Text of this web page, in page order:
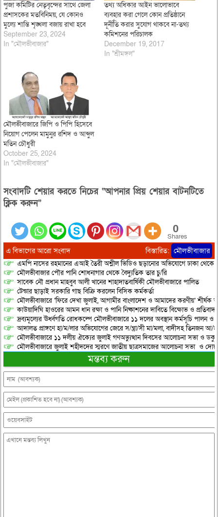
পুজা কমিটির নেতৃবৃন্দের সাথে জেলা
প্রশাসকের মতবিনিময়, যে কোনও
মুল্যে শান্তি শৃঙ্খলা বজায় রাখা হবে
September 23, 2024
In "মৌলভীবাজার"
তথ্য অধিকার আইন ভালোভাবে
ব্যবহার করা গেলে কোন প্রতিষ্ঠানে
দূর্নীতি করার সুযোগ থাকবে না-তথ্য
কমিশনের পরিচালক
December 19, 2017
In "শ্রীমঙ্গল"
মৌলভীবাজারে জিপি ও পিপি হিসেবে
নিয়োগ পেলেন মামুনুর রশিদ ও আব্দুল
মতিন চৌধুরী
October 25, 2024
In "মৌলভীবাজার"
সংবাদটি শেয়ার করতে নিচের “আপনার প্রিয় শেয়ার বাটনটিতে
ক্লিক করুন”
0
Shares
এ বিভাগের আরো সংবাদ বিস্তারিত: মৌলভীবাজার
এমপি নাসের রহমানের এআই তৈরী অশ্লীল ভিডিও ছড়ানোর অভিযোগে ঢাকা থেকে
মৌলভীবাজার পৌর পানি শোধনাগার থেকে বৈদ্যুতিক তার চু/রি
সাবেক নৌ প্রধান মাহবুব আলী খানের শাহাদাতবার্ষিকী মৌলভীবাজারে পালিত
টেন্ডার ছাড়াই সরকারি গাছ বিক্রি করলেন বিসিক কর্মকর্তা
মৌলভীবাজারে ‘ফিরে দেখা জুলাই, আগামীর বাংলাদেশ ও আমাদের করণীয়’ শীর্ষক
কাউয়াদিঘি হাওরের আমন ধান রক্ষা ও পানি নিষ্কাশনের দাবিতে বিক্ষোভ ও
দ্রব্যমূল্যের ঊর্ধ্বগতি রোধকল্পে মৌলভীবাজারে ১১ দলের অবস্থান কর্মসূচি পালন ও
আদালত প্রাঙ্গণে হা/ম/লার অভিযোগের জেরে স/ন্ত্রা/সী মা/মলা, বাদীসহ তিনজন আ/
মৌলভীবাজারে ১১ দলীয় ঐক্যের জুলাই গণঅভ্যুত্থান দিবসের আলোচনা সভা ও
মৌলভীবাজারে জুলাই শহীদদের স্মরণে জাতীয় ছাত্রসমাজের আলোচনা সভা ও
মন্তব্য করুন